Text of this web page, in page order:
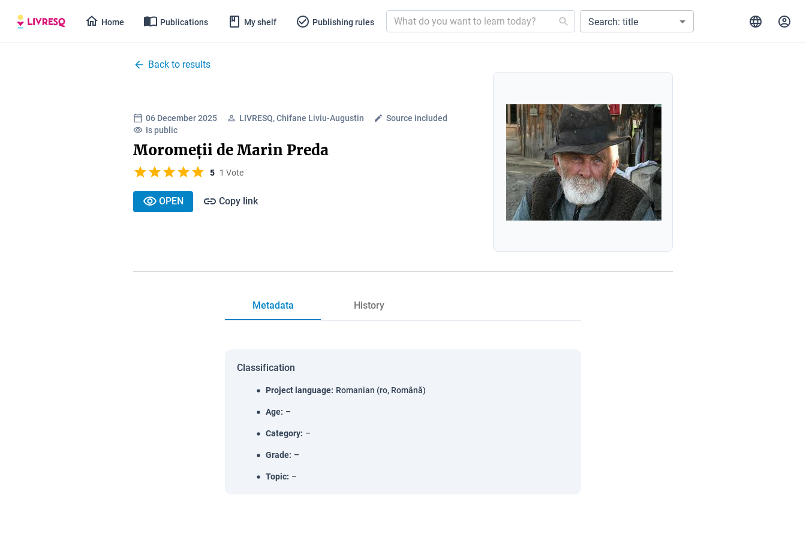
Home Publications My shelf Publishing rules Search: title
Back to results
06 December 2025 LIVRESQ, Chifane Liviu-Augustin
Source included
Is public
Moromeții de Marin Preda
5 1 Vote
OPEN Copy link
Metadata History
Classification
Project language: Romanian (ro, Română)
Age: –
Category: –
Grade: –
Topic: –